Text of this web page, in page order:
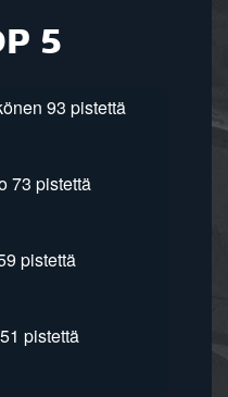
5
93 pistettä
73 pistettä
pistettä
pistettä